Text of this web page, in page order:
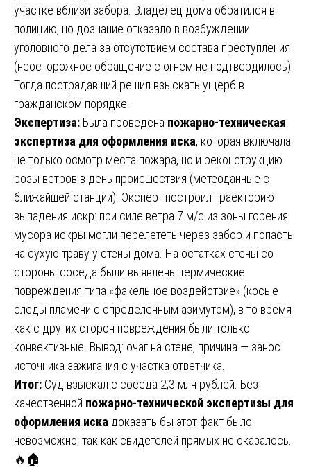
участке вблизи забора. Владелец дома обратился в
полицию, но дознание отказало в возбуждении
уголовного дела за отсутствием состава преступления
(неосторожное обращение с огнем не подтвердилось).
Тогда пострадавший решил взыскать ущерб в
гражданском порядке.
Экспертиза: Была проведена пожарно-техническая
экспертиза для оформления иска, которая включала
не только осмотр места пожара, но и реконструкцию
розы ветров в день происшествия (метеоданные с
ближайшей станции). Эксперт построил траекторию
выпадения искр: при силе ветра 7 м/с из зоны горения
мусора искры могли перелететь через забор и попасть
на сухую траву у стены дома. На остатках стены со
стороны соседа были выявлены термические
повреждения типа «факельное воздействие» (косые
следы пламени с определенным азимутом), в то время
как с других сторон повреждения были только
конвективные. Вывод: очаг на стене, причина — занос
источника зажигания с участка ответчика.
Итог: Суд взыскал с соседа 2,3 млн рублей. Без
качественной пожарно-технической экспертизы для
оформления иска доказать бы этот факт было
невозможно, так как свидетелей прямых не оказалось.
🔥🏠